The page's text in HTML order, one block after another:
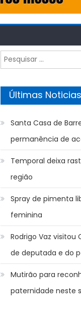
Pesquisar
por:
Últimas Noticias
Santa Casa de
permanência de
Temporal deixa
região
Spray de pimenta
feminina
Rodrigo Vaz
de deputada e do
Mutirão para
paternidade neste